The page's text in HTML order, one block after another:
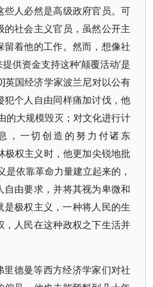
些人必然是高级政府官员。可
社会主义官员，虽然公开主
着他的工作。然而，想像社
供资金支持这种‘颠覆活动’是
英国经济学家波兰尼对以公有
犯个人自由同样痛加讨伐，他
的大规模毁灭；对文化进行计
，一切创造的努力付诸东
极权主义时，他更加尖锐地批
是依靠革命力量建立起来的，
由要求，并将其视为卑微和
极权主义，一种将人民的生
，人民在这种政权之下生活并
里德曼等西方经济学家们对社